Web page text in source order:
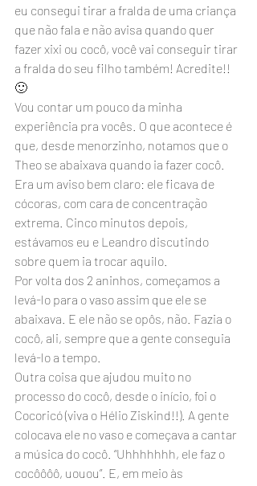
eu consegui tirar a fralda de uma criança
que não fala e não avisa quando quer
fazer xixi ou cocô, você vai conseguir tirar
a fralda do seu filho também! Acredite!!
🙂
Vou contar um pouco da minha
experiência pra vocês. O que acontece é
que, desde menorzinho, notamos que o
Theo se abaixava quando ia fazer cocô.
Era um aviso bem claro: ele ficava de
cócoras, com cara de concentração
extrema. Cinco minutos depois,
estávamos eu e Leandro discutindo
sobre quem ia trocar aquilo.
Por volta dos 2 aninhos, começamos a
levá-lo para o vaso assim que ele se
abaixava. E ele não se opôs, não. Fazia o
cocô, ali, sempre que a gente conseguia
levá-lo a tempo.
Outra coisa que ajudou muito no
processo do cocô, desde o início, foi o
Cocoricó (viva o Hélio Ziskind!!). A gente
colocava ele no vaso e começava a cantar
a música do cocô. “Uhhhhhhh, ele faz o
cocôôôô, uouou”. E, em meio às